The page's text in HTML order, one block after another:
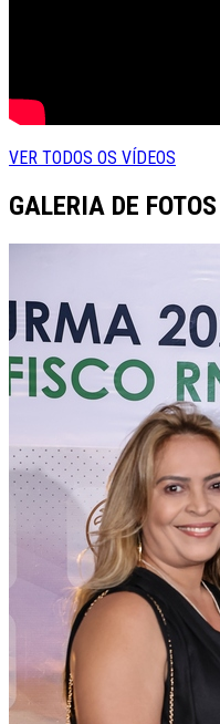
VER TODOS OS VÍDEOS
GALERIA DE FOTOS